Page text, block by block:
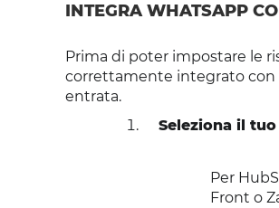
INTEGRA WHATSAPP
Prima di poter impostare le
correttamente integrato con
entrata.
Seleziona il
Per
Front o